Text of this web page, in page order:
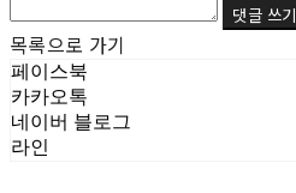
댓글 쓰기
목록으로 가기
페이스북
카카오톡
네이버 블로그
라인